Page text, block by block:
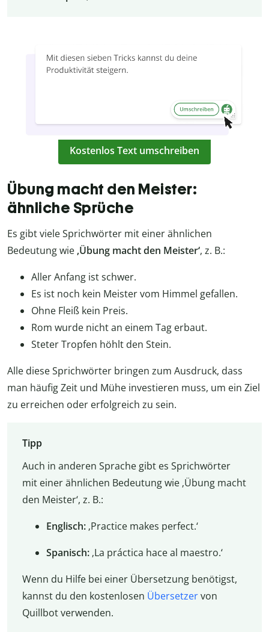
Kostenlos Text umschreiben
Übung macht den Meister:
ähnliche Sprüche
Es gibt viele Sprichwörter mit einer ähnlichen
Bedeutung wie ‚Übung macht den Meister‘, z. B.:
Aller Anfang ist schwer.
Es ist noch kein Meister vom Himmel gefallen.
Ohne Fleiß kein Preis.
Rom wurde nicht an einem Tag erbaut.
Steter Tropfen höhlt den Stein.
Alle diese Sprichwörter bringen zum Ausdruck, dass
man häufig Zeit und Mühe investieren muss, um ein Ziel
zu erreichen oder erfolgreich zu sein.
Tipp
Auch in anderen Sprache gibt es Sprichwörter
mit einer ähnlichen Bedeutung wie ‚Übung macht
den Meister‘, z. B.:
Englisch: ‚Practice makes perfect.‘
Spanisch:‚La práctica hace al maestro.‘
Wenn du Hilfe bei einer Übersetzung benötigst,
kannst du den kostenlosen Übersetzervon
Quillbot verwenden.